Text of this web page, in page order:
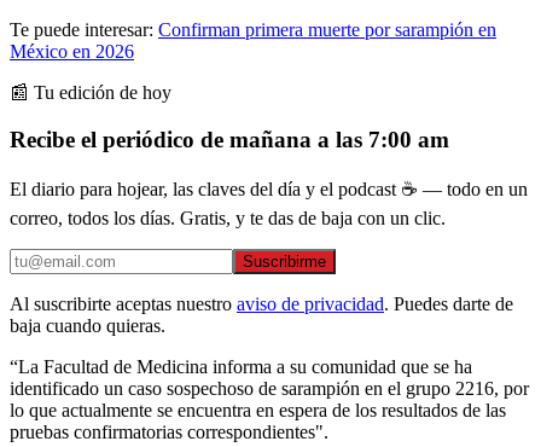
Te puede interesar: Confirman primera muerte por sarampión en
México en 2026
📰 Tu edición de hoy
Recibe el periódico de mañana a las 7:00 am
El diario para hojear, las claves del día y el podcast ☕ — todo en un
correo, todos los días. Gratis, y te das de baja con un clic.
Suscribirme
Al suscribirte aceptas nuestro aviso de privacidad. Puedes darte de
baja cuando quieras.
“La Facultad de Medicina informa a su comunidad que se ha
identificado un caso sospechoso de sarampión en el grupo 2216, por
lo que actualmente se encuentra en espera de los resultados de las
pruebas confirmatorias correspondientes".